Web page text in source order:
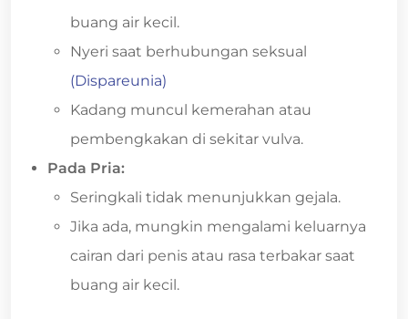
buang air kecil.
Nyeri saat berhubungan seksual
(Dispareunia)
Kadang muncul kemerahan atau
pembengkakan di sekitar vulva.
Pada Pria:
Seringkali tidak menunjukkan gejala.
Jika ada, mungkin mengalami keluarnya
cairan dari penis atau rasa terbakar saat
buang air kecil.